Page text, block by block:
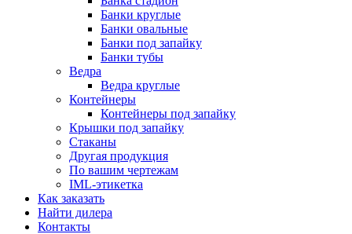
Банки круглые
Банки овальные
Банки под запайку
Банки тубы
Ведра
Ведра круглые
Контейнеры
Контейнеры под запайку
Крышки под запайку
Стаканы
Другая продукция
По вашим чертежам
IML-этикетка
Как заказать
Найти дилера
Контакты